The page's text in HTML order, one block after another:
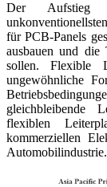
Der Aufstieg
für PCB-Panels
ausbauen und die
sollen. Flexible
ungewöhnliche
gleichbleibende
flexiblen
kommerziellen
Automobilindustrie.